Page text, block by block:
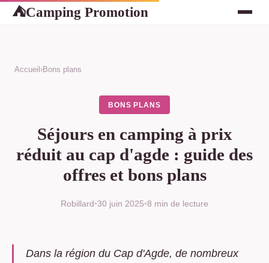
⛺Camping Promotion
Accueil ›Bons plans
BONS PLANS
Séjours en camping à prix
réduit au cap d'agde : guide des
offres et bons plans
Robillard•30 juin 2025•8 min de lecture
Dans la région du Cap d'Agde, de nombreux